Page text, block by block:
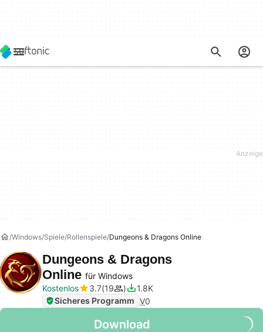
Windows Spiele Rollenspiele Dungeons & Dragons Online
Dungeons & Dragons
Online für Windows
Kostenlos
3.7 19
1.8K
Sicheres Programm V0
Download